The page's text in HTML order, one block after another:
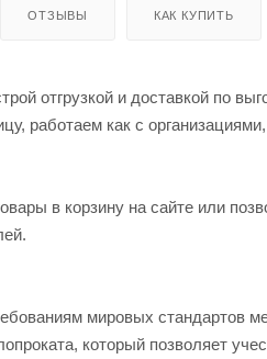
ОТЗЫВЫ КАК КУПИТЬ
отгрузкой и доставкой по
работаем как с
в корзину на сайте или
мировых
который позволяет